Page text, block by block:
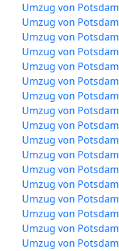
Umzug von
Umzug von
Umzug von
Umzug von
Umzug von
Umzug von
Umzug von
Umzug von
Umzug von
Umzug von
Umzug von
Umzug von
Umzug von
Umzug von
Umzug von
Umzug von
Umzug von